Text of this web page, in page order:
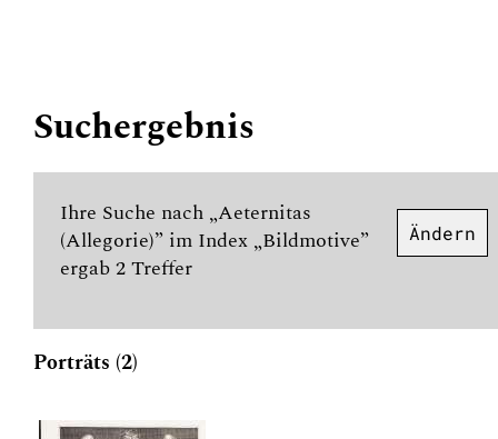
Suchergebnis
Ihre Suche nach „Aeternitas
(Allegorie)” im Index „Bildmotive”
ergab 2 Treffer
Ändern
Porträts (2)